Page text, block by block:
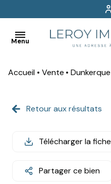
Menu
EXCLUSIVITÉS
LOUER
PROGRAMMES
Accueil Vente Dunkerque
Retour aux résultats
Télécharger la fiche
Partager ce bien